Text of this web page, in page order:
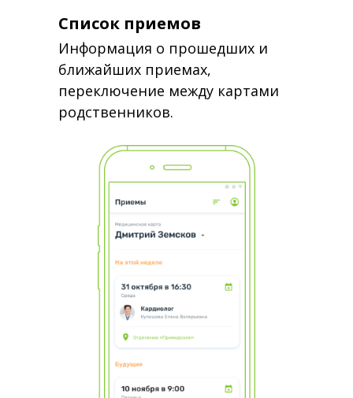
Информация о прошедших и
ближайших приемах,
переключение между картами
родственников.
Список приемов